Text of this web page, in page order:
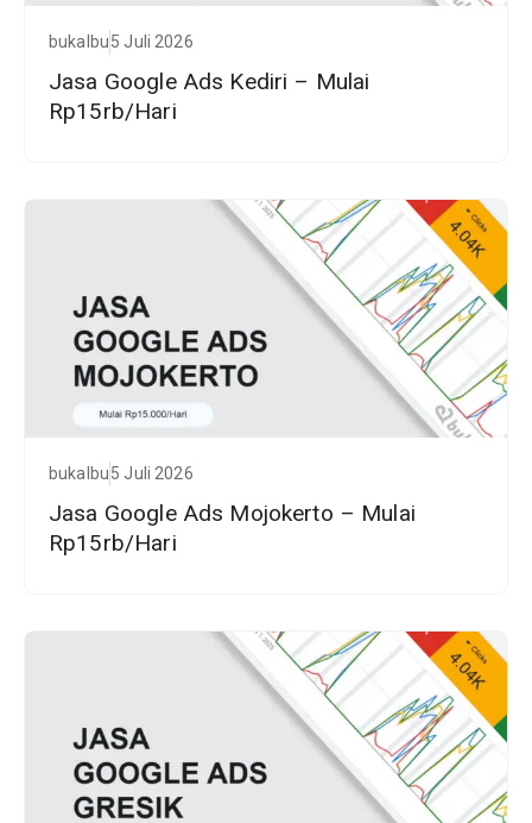
bukalbu5 Juli 2026
Jasa Google Ads Kediri – Mulai
Rp15rb/Hari
bukalbu5 Juli 2026
Jasa Google Ads Mojokerto – Mulai
Rp15rb/Hari